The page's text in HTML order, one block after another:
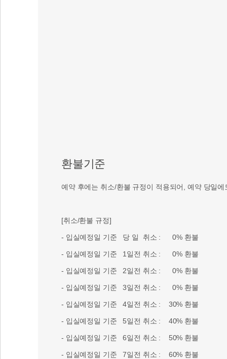
환불기준
예약 후에는 취소/환불 규정이 적용되어, 예약 당일
[취소/환불 규정]
- 입실예정일 기준 당 일 취소 : 0% 환불
- 입실예정일 기준 1일전 취소 : 0% 환불
- 입실예정일 기준 2일전 취소 : 0% 환불
- 입실예정일 기준 3일전 취소 : 0% 환불
- 입실예정일 기준 4일전 취소 : 30% 환불
- 입실예정일 기준 5일전 취소 : 40% 환불
- 입실예정일 기준 6일전 취소 : 50% 환불
- 입실예정일 기준 7일전 취소 : 60% 환불